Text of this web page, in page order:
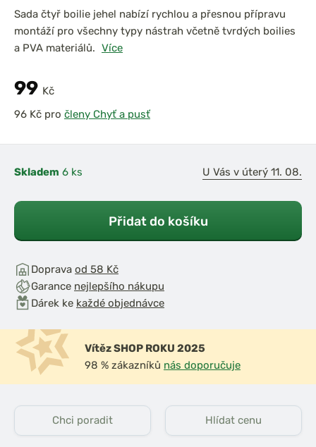
Sada čtyř boilie jehel nabízí rychlou a přesnou přípravu
montáží pro všechny typy nástrah včetně tvrdých boilies
a PVA materiálů. Více
99 Kč
pro členy Chyť a pusť
Skladem 6 ks U Vás v úterý 11. 08.
Přidat do košíku
Doprava od 58 Kč
Garance nejlepšího nákupu
Dárek ke každé objednávce
Vítěz SHOP ROKU 2025
98 % zákazníků nás doporučuje
Chci poradit Hlídat cenu